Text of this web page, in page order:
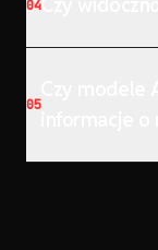
04
05